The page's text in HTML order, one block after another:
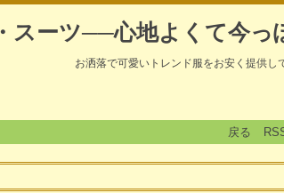
スーツ──心地よくて今っ
お洒落で可愛いトレンド服をお安く提供し
戻る